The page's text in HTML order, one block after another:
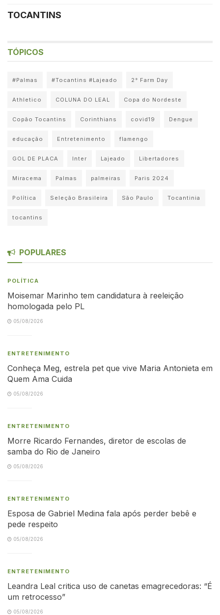
TOCANTINS
TÓPICOS
#Palmas #Tocantins #Lajeado 2° Farm Day
Athletico COLUNA DO LEAL Copa do Nordeste
Copão Tocantins Corinthians covid19 Dengue
educação Entretenimento flamengo
GOL DE PLACA Inter Lajeado Libertadores
Miracema Palmas palmeiras Paris 2024
Política Seleção Brasileira São Paulo Tocantinia
tocantins
POPULARES
POLÍTICA
Moisemar Marinho tem candidatura à reeleição
homologada pelo PL
05/08/2026
ENTRETENIMENTO
Conheça Meg, estrela pet que vive Maria Antonieta em
Quem Ama Cuida
05/08/2026
ENTRETENIMENTO
Morre Ricardo Fernandes, diretor de escolas de
samba do Rio de Janeiro
05/08/2026
ENTRETENIMENTO
Esposa de Gabriel Medina fala após perder bebê e
pede respeito
05/08/2026
ENTRETENIMENTO
Leandra Leal critica uso de canetas emagrecedoras: “É
um retrocesso”
05/08/2026